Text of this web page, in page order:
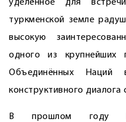
уделённое для
туркменской земле
высокую
одного из крупнейших
Объединённых Наций
конструктивного диалога
В прошлом году